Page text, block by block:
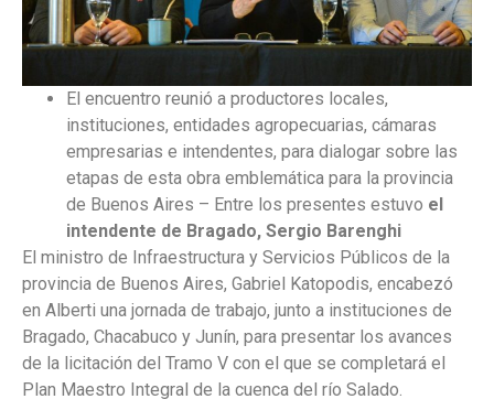
El encuentro reunió a productores locales,
instituciones, entidades agropecuarias, cámaras
empresarias e intendentes, para dialogar sobre las
etapas de esta obra emblemática para la provincia
de Buenos Aires – Entre los presentes estuvo el
intendente de Bragado, Sergio Barenghi
El ministro de Infraestructura y Servicios Públicos de la
provincia de Buenos Aires, Gabriel Katopodis, encabezó
en Alberti una jornada de trabajo, junto a instituciones de
Bragado, Chacabuco y Junín, para presentar los avances
de la licitación del Tramo V con el que se completará el
Plan Maestro Integral de la cuenca del río Salado.